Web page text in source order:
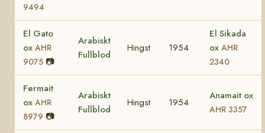
9494
El Gato
ox AHR
9075 📷
Arabiskt
Fullblod
Hingst 1954
El Sikada
ox AHR
2340
Fermait
ox AHR
8979 📷
Arabiskt
Fullblod
Hingst 1954
Anamait ox
AHR 3357